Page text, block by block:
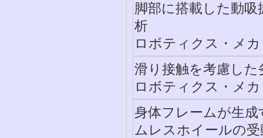
脚部に搭載した動
析
ロボティクス・メ
滑り接触を考慮し
ロボティクス・メ
身体フレームが生
ムレスホイールの受